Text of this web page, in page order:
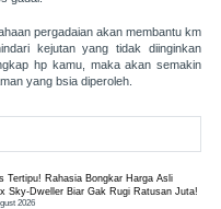
pergadaian akan membantu km
kejutan yang tidak diinginkan
hp kamu, maka akan semakin
yang bsia diperoleh.
Tertipu! Rahasia Bongkar Harga Asli
Sky-Dweller Biar Gak Rugi Ratusan Juta!
2026